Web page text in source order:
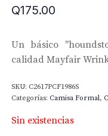
Q175.00
Un básico
calidad Mayfair
SKU: C2617PCF1986S
Categorías: Camisa Formal,
Sin existencias